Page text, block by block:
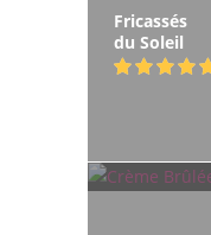
Fricassés
du Soleil